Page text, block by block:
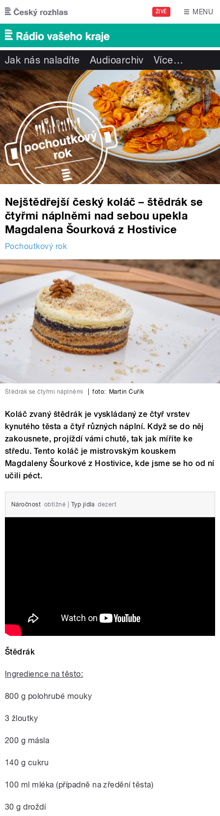
Přejít k hlavnímu obsahu
ŽIVĚ MENU
Jak nás naladíte Audioarchiv Více…
Nejštědřejší český koláč – štědrák se
čtyřmi náplněmi nad sebou upekla
Magdalena Šourková z Hostivice
Pochoutkový rok
Štědrák se čtyřmi náplněmi foto: Martin Čuřík
Koláč zvaný štědrák je vyskládaný ze čtyř vrstev
kynutého těsta a čtyř různých náplní. Když se do něj
zakousnete, projíždí vámi chutě, tak jak míříte ke
středu. Tento koláč je mistrovským kouskem
Magdaleny Šourkové z Hostivice, kde jsme se ho od ní
učili péct.
Náročnost obtížné Typ jídla dezert
Štědrák
Ingredience na těsto:
800 g polohrubé mouky
3 žloutky
200 g másla
140 g cukru
100 ml mléka (případně na zředění těsta)
30 g droždí